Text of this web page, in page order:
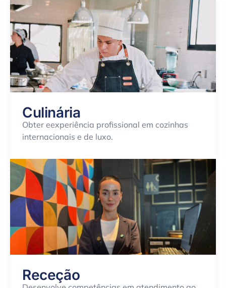
Culinária
Obter eexperiência profissional em cozinhas
internacionais e de luxo.
Receção